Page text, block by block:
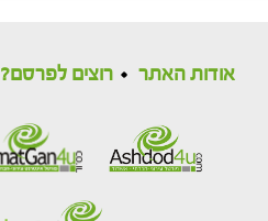
אודות האתר רוצים לפרסם?